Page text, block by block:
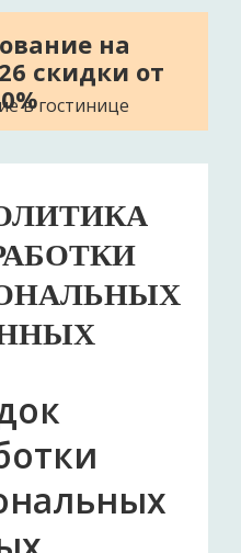
на
скидки от